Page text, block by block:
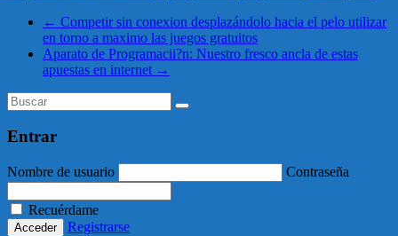
← Competir sin conexion desplazándolo hacia el pelo utilizar
en torno a maximo las juegos gratuitos
Aparato de Programacii?n: Nuestro fresco ancla de estas
apuestas en internet →
Entrar
Nombre de usuario Contraseña
Recuérdame
Registrarse